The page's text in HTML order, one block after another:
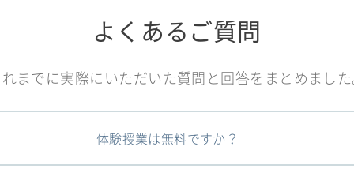
よくあるご質問
までに実際にいただいた質問と回答をまとめました
体験授業は無料ですか？